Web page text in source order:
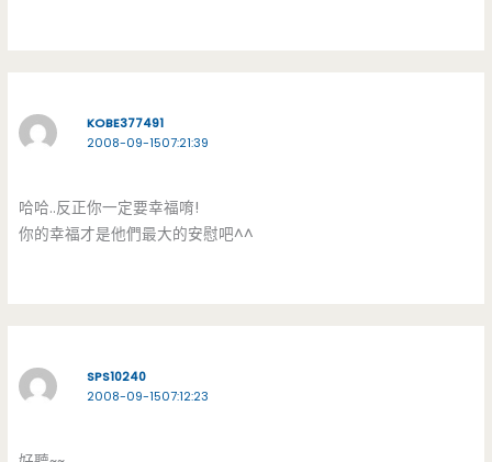
KOBE377491
2008-09-1507:21:39
哈哈..反正你一定要幸福唷!
你的幸福才是他們最大的安慰吧^^
SPS10240
2008-09-1507:12:23